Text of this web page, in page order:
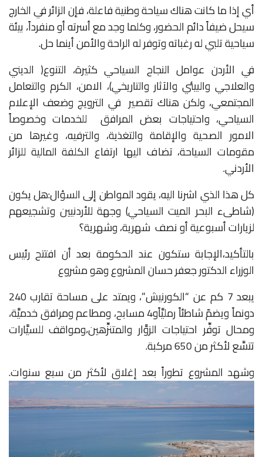
أي إذا ما كانت هناك سياحة وطنية فاعلة، فإن الزائر في الخارج
سيحل ضيفاً دائم الحضور، وكلما وجد مع أسرته أو منفرداً، بيئة
سياحية تلبي له رغباته وتوفر له الراحة والأمن أينما حل.
في الأردن عوامل النجاح السياحي كثيرة، التنوع( الديني
والعلاجي والبيئي والآثار والتاريخي)، الامن، الكرم والتعامل
المجتمعي، ولكن هناك تقصير في الترويج وضعف الإعلام
السياحي، واحتياجات بعض المرافق
للخدمات وخصوصاً
الامور الصحية والإقامة والتغذية، والترفيه، وغيرها من
مقومات السياحة، تضاف اليها ارتفاع الكلفة المالية للزائر
الأردني.
كل هذا الذي اشرنا اليه، يقود المواطن إلى السؤال:هل يكون
(شاطىء البحر الميت السياحي) وجهة للأردنيين وتشجيعهم
لزيارات أسبوعية أو نصف شهرية، وشهرية؟
بالتأكيد،الإجابة ستكون عند الحكومة بعد أن افتتح رئيس
الوزراء الدكتور جعفر حسان المشروع وهو مشروع
يبعد7 كم عن “الكورنيش”، ويمتد علىمساحة تقارب240
دونماًويضمّشاطئاًرمليَّاًو4مسابح،ومطاعمومرافقخدميَّة،
ومحال توفِّر احتياجات الزوَّار والمتنزِّهين،ومواقف للسيَّارات
تتسَّعلأكثرمن مركبة.
وشهد المشروع تطوراً بعد إغلاق لأكثر من سبع سنوات.